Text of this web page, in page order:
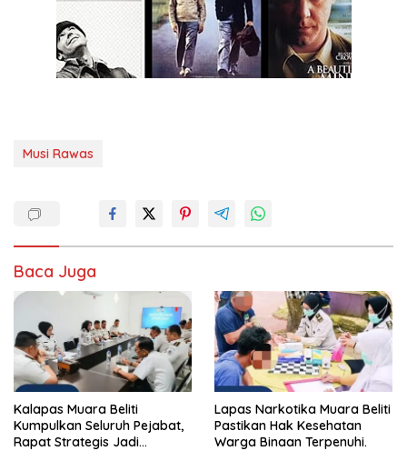
Musi Rawas
Baca Juga
Kalapas Muara Beliti
Kumpulkan Seluruh Pejabat,
Rapat Strategis Jadi
Lapas Narkotika Muara Beliti
Pastikan Hak Kesehatan
Warga Binaan Terpenuhi.